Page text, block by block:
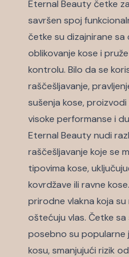
Eternal Beautyčetke
savršen spoj
četke su dizajnirane sa
oblikovanje kose i
kontrolu. Bilo da se
raščešljavanje,
sušenja kose,
visoke performanse i
Eternal Beauty nudi
raščešljavanje koje se
tipovima kose,
kovrdžave ili ravne
prirodne vlakna koja su
oštećuju vlas. Četke
posebno su popularne
kosu, smanjujući rizik